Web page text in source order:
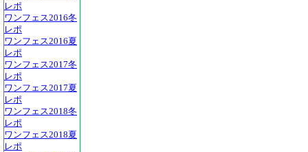
レポ
ワンフェス2016冬
レポ
ワンフェス2016夏
レポ
ワンフェス2017冬
レポ
ワンフェス2017夏
レポ
ワンフェス2018冬
レポ
ワンフェス2018夏
レポ